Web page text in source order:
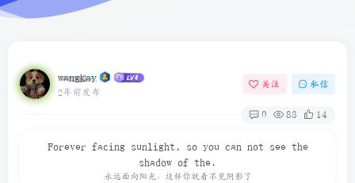
wangkay
2年前发布
关注 私信
0 83 14
Forever facing sunlight, so you can not see the
shadow of the.
永远面向阳光，这样你就看不见阴影了